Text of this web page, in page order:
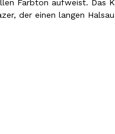
Farbton aufweist. Das
der einen langen